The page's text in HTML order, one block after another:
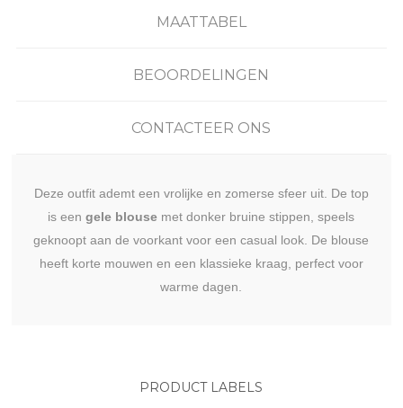
MAATTABEL
BEOORDELINGEN
CONTACTEER ONS
Deze outfit ademt een vrolijke en zomerse sfeer uit. De top
is eengele blouse met donker bruine stippen, speels
geknoopt aan de voorkant voor een casual look. De blouse
heeft korte mouwen en een klassieke kraag, perfect voor
warme dagen.
PRODUCT LABELS